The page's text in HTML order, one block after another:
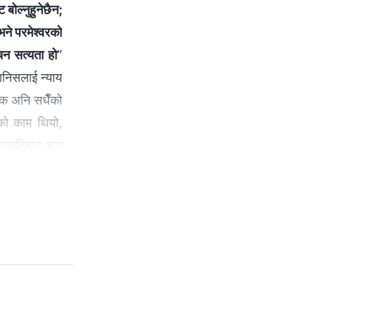
बोल्‍नुहुनेछैन;
परमेश्‍वरको
सत्यता हो”
न्याय
अनि सधैँको
काम थियो,
शुद्ध
फेरि कहिल्यै
सत्यताहरू